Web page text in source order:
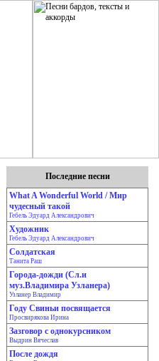
Последние песни
What A Wonderful World / Мир
чудесный такой
Гебель Эдуард Александрович
Художник
Гебель Эдуард Александрович
Солдатская
Танита Раш
Города-дожди (Сл.и
муз.Владимира Узланера)
Узланер Владимир
Году Свиньи посвящается
Просвирякова Ирина
Зазговор с однокурсником
Выдрин Вячеслав
После дождя